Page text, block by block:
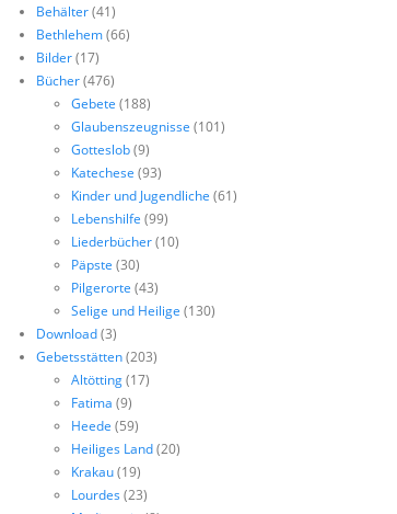
Behälter(41)
Bethlehem(66)
Bilder(17)
Bücher(476)
Gebete (188)
Glaubenszeugnisse (101)
Gotteslob(9)
Katechese (93)
Kinder und Jugendliche (61)
Lebenshilfe (99)
Liederbücher(10)
Päpste (30)
Pilgerorte (43)
Selige und Heilige (130)
Download(3)
Gebetsstätten(203)
Altötting(17)
Fatima (9)
Heede (59)
Heiliges Land(20)
Krakau(19)
Lourdes(23)